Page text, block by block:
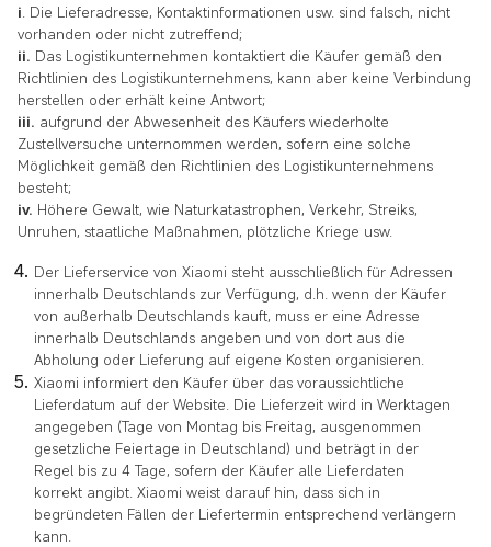
i. Die Lieferadresse, Kontaktinformationen usw. sind falsch, nicht
vorhanden oder nicht zutreffend;
ii. Das Logistikunternehmen kontaktiert die Käufer gemäß den
Richtlinien des Logistikunternehmens, kann aber keine Verbindung
herstellen oder erhält keine Antwort;
iii. aufgrund der Abwesenheit des Käufers wiederholte
Zustellversuche unternommen werden, sofern eine solche
Möglichkeit gemäß den Richtlinien des Logistikunternehmens
besteht;
iv. Höhere Gewalt, wie Naturkatastrophen, Verkehr, Streiks,
Unruhen, staatliche Maßnahmen, plötzliche Kriege usw.
Der Lieferservice von Xiaomi steht ausschließlich für Adressen
innerhalb Deutschlands zur Verfügung, d.h. wenn der Käufer
von außerhalb Deutschlands kauft, muss er eine Adresse
innerhalb Deutschlands angeben und von dort aus die
Abholung oder Lieferung auf eigene Kosten organisieren.
Xiaomi informiert den Käufer über das voraussichtliche
Lieferdatum auf der Website. Die Lieferzeit wird in Werktagen
angegeben (Tage von Montag bis Freitag, ausgenommen
gesetzliche Feiertage in Deutschland) und beträgt in der
Regel bis zu 4 Tage, sofern der Käufer alle Lieferdaten
korrekt angibt. Xiaomi weist darauf hin, dass sich in
begründeten Fällen der Liefertermin entsprechend verlängern
kann.